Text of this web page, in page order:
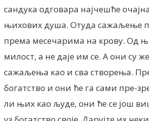
сандука одговара најчешће
њихових душа. Отуда сажаљење
према месечарима на крову. Од
милост, а не даје им се. А они су
сажаљења као и сва створења.
богатство и они ће га сами пре-
ли њих као људе, они ће се још